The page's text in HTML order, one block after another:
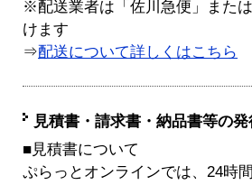
※配送業者は「佐川急便」また
けます
⇒配送について詳しくはこちら
見積書・請求書・納品書等の
■見積書について
ぷらっとオンラインでは、24時